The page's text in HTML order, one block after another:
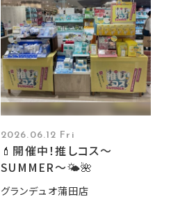
2026.06.12 Fri
💄開催中！推しコス〜
SUMMER〜🌤️🌺
グランデュオ蒲田店